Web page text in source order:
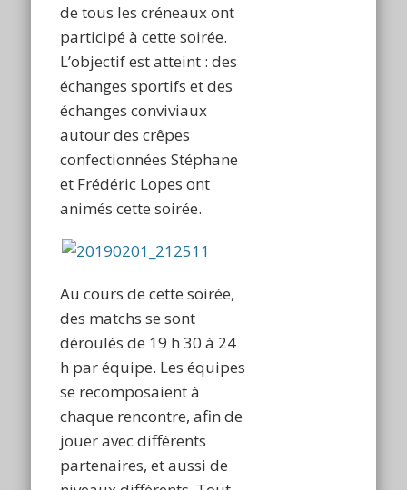
de tous les créneaux ont
participé à cette soirée.
L’objectif est atteint : des
échanges sportifs et des
échanges conviviaux
autour des crêpes
confectionnées Stéphane
et Frédéric Lopes ont
animés cette soirée.
Au cours de cette soirée,
des matchs se sont
déroulés de 19 h 30 à 24
h par équipe. Les équipes
se recomposaient à
chaque rencontre, afin de
jouer avec différents
partenaires, et aussi de